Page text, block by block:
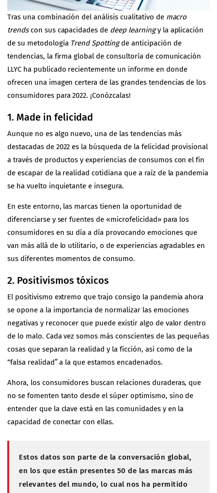
Tras una combinación del análisis cualitativo de macro
trends con sus capacidades de deep learningy la aplicación
de su metodología Trend Spottingde anticipación de
tendencias, la firma global de consultoría de comunicación
LLYCha publicado recientemente un informe en donde
ofrecen una imagen certera de las grandes tendencias de los
consumidores para 2022. ¡Conózcalas!
1. Made in felicidad
Aunque no es algo nuevo, una de las tendencias más
destacadas de 2022 es la búsqueda de la felicidad provisional
a través de productos y experiencias de consumos con el fin
de escapar de la realidad cotidiana que a raíz de la pandemia
se ha vuelto inquietante e insegura.
En este entorno, las marcas tienen la oportunidad de
diferenciarse y ser fuentes de «microfelicidad» para los
consumidores en su día a día provocando emociones que
van más allá de lo utilitario, o de experiencias agradables en
sus diferentes momentos de consumo.
2. Positivismos tóxicos
El positivismo extremo que trajo consigo la pandemia ahora
se opone a la importancia de normalizar las emociones
negativas y reconocer que puede existir algo de valor dentro
de lo malo. Cada vez somos más conscientes de las pequeñas
cosas que separan la realidad y la ficción, así como de la
“falsa realidad” a la que estamos encadenados.
Ahora, los consumidores buscan relaciones duraderas, que
no se fomenten tanto desde el súper optimismo, sino de
entender que la clave está en las comunidades y en la
capacidad de conectar con ellas.
Estos datos son parte de la conversación global,
en los que están presentes 50 de las marcas más
relevantes del mundo, lo cual nos ha permitido